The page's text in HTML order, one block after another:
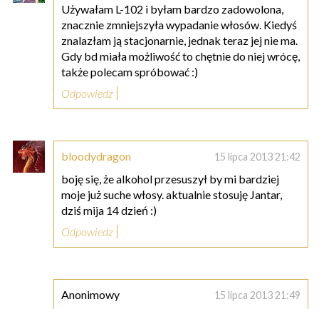
Używałam L-102 i byłam bardzo zadowolona,
znacznie zmniejszyła wypadanie włosów. Kiedyś
znalazłam ją stacjonarnie, jednak teraz jej nie ma.
Gdy bd miała możliwość to chętnie do niej wrócę,
także polecam spróbować :)
Odpowiedz
bloodydragon 15 lipca 2013 21:42
boję się, że alkohol przesuszył by mi bardziej
moje już suche włosy. aktualnie stosuję Jantar,
dziś mija 14 dzień :)
Odpowiedz
Anonimowy 15 lipca 2013 21:49